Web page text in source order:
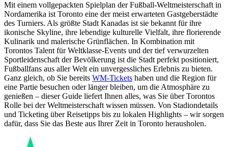
Mit einem vollgepackten Spielplan der Fußball-Weltmeisterschaft in
Nordamerika ist Toronto eine der meist erwarteten Gastgeberstädte
des Turniers. Als größte Stadt Kanadas ist sie bekannt für ihre
ikonische Skyline, ihre lebendige kulturelle Vielfalt, ihre florierende
Kulinarik und malerische Grünflächen. In Kombination mit
Torontos Talent für Weltklasse-Events und der tief verwurzelten
Sportleidenschaft der Bevölkerung ist die Stadt perfekt positioniert,
Fußballfans aus aller Welt ein unvergessliches Erlebnis zu bieten.
Ganz gleich, ob Sie bereits WM-Tickets haben und die Region für
eine Partie besuchen oder länger bleiben, um die Atmosphäre zu
genießen – dieser Guide liefert Ihnen alles, was Sie über Torontos
Rolle bei der Weltmeisterschaft wissen müssen. Von Stadiondetails
und Ticketing über Reisetipps bis zu lokalen Highlights – wir sorgen
dafür, dass Sie das Beste aus Ihrer Zeit in Toronto herausholen.